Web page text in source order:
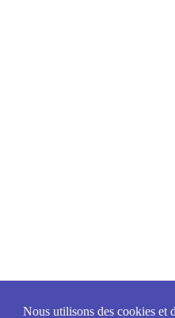
Nous utilisons des cookies et